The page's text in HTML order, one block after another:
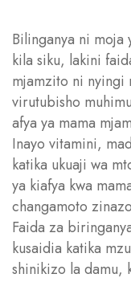
Bilinganya ni moja
kila siku, lakini
mjamzito ni nyingi
virutubisho
afya ya mama
Inayo vitamini,
katika ukuaji wa
ya kiafya kwa
changamoto
Faida za
kusaidia katika
shinikizo la damu,